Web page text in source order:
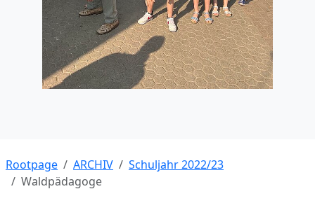
Rootpage ARCHIV
Schuljahr 2022/23
Waldpädagoge